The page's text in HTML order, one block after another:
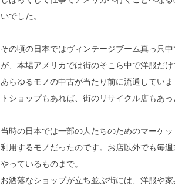
いでした。
その頃の日本ではヴィンテージブーム真っ只
が、本場アメリカでは街のそこら中で洋服だ
あらゆるモノの中古が当たり前に流通してい
トショップもあれば、街のリサイクル店もあ
当時の日本では一部の人たちのためのマーケ
利用するモノだったのです。お店以外でも毎
やっているものまで。
お洒落なショップが立ち並ぶ街には、洋服や